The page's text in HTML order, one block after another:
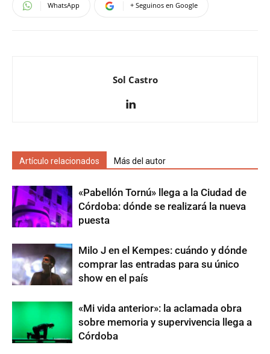
WhatsApp + Seguinos en Google
Sol Castro
Artículo relacionados Más del autor
«Pabellón Tornú» llega a la Ciudad de
Córdoba: dónde se realizará la nueva
puesta
Milo J en el Kempes: cuándo y dónde
comprar las entradas para su único
show en el país
«Mi vida anterior»: la aclamada obra
sobre memoria y supervivencia llega a
Córdoba